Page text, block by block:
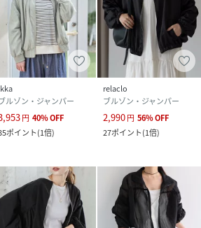
ルゾン・ジャンパー
円 40%OFF
ポイント(1倍)
relaclo
ブルゾン・ジャンパー
2,990円 56%OFF
27ポイント(1倍)